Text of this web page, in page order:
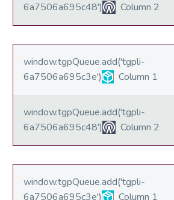
6a7506a695c48')
Column 2
window.tgpQueue.add('tgpli-
6a7506a695c3e')
Column 1
window.tgpQueue.add('tgpli-
6a7506a695c48')
Column 2
window.tgpQueue.add('tgpli-
6a7506a695c3e')
Column 1